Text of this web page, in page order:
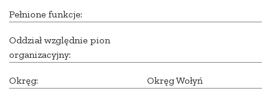
Pełnione funkcje:
Oddział względnie pion
organizacyjny:
Okręg: Okręg Wołyń